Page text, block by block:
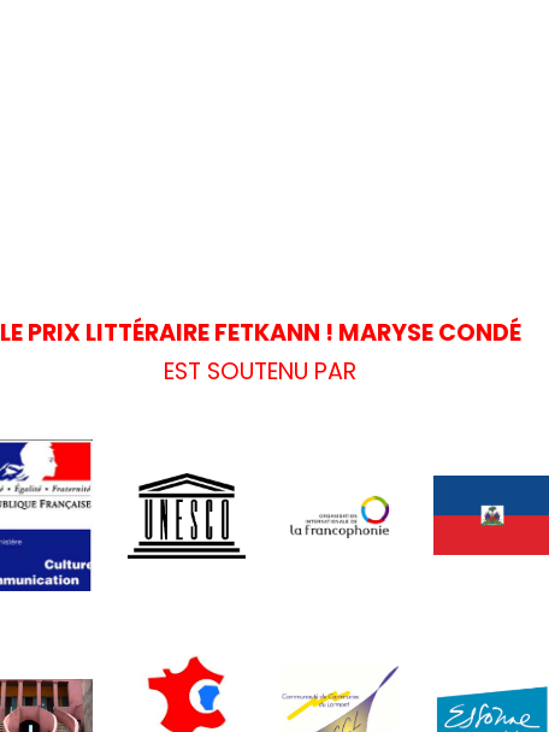
LE PRIX LITTÉRAIRE FETKANN ! MARYSE CONDÉ
EST SOUTENU PAR